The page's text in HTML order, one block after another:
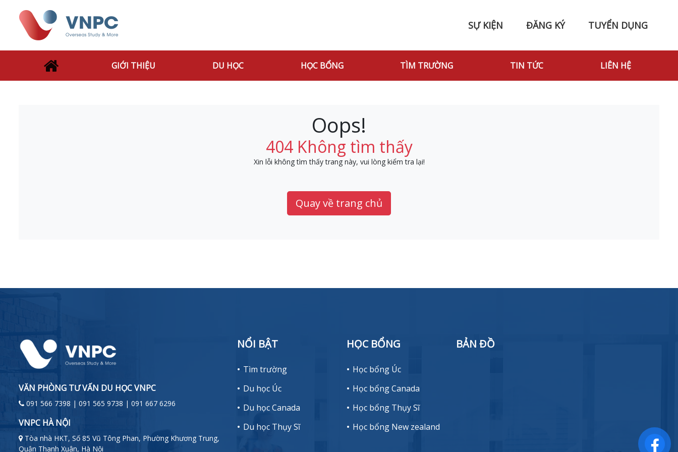
SỰ KIỆN ĐĂNG KÝ TUYỂN DỤNG
GIỚI THIỆU DU HỌC HỌC BỔNG TÌM TRƯỜNG TIN TỨC LIÊN HỆ
Oops!
404 Không tìm thấy
Xin lỗi không tìm thấy trang này, vui lòng kiểm tra lại!
Quay về trang chủ
VĂN PHÒNG TƯ VẤN DU HỌC VNPC
091 566 7398 | 091 565 9738 | 091 667 6296
VNPC HÀ NỘI
Tòa nhà HKT, Số 85 Vũ Tông Phan, Phường Khương Trung,
Quận Thanh Xuân, Hà Nội
NỔI BẬT
Tìm trường
Du học Úc
Du học Canada
Du học Thụy Sĩ
HỌC BỔNG
Học bổng Úc
Học bổng Canada
Học bổng Thụy Sĩ
Học bổng New zealand
BẢN ĐỒ